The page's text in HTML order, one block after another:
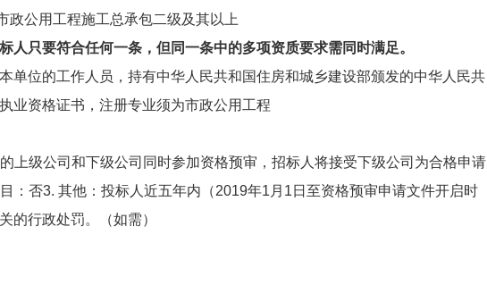
政公用工程施工总承包二级及其以上
人只要符合任何一条，但同一条中的多项资质要求需同时满足。
单位的工作人员，持有中华人民共和国住房和城乡建设部颁发的中华人民共
业资格证书，注册专业须为市政公用工程
上级公司和下级公司同时参加资格预审，招标人将接受下级公司为合格申请
：否3. 其他：投标人近五年内（2019年1月1日至资格预审申请文件开启时
的行政处罚。（如需）